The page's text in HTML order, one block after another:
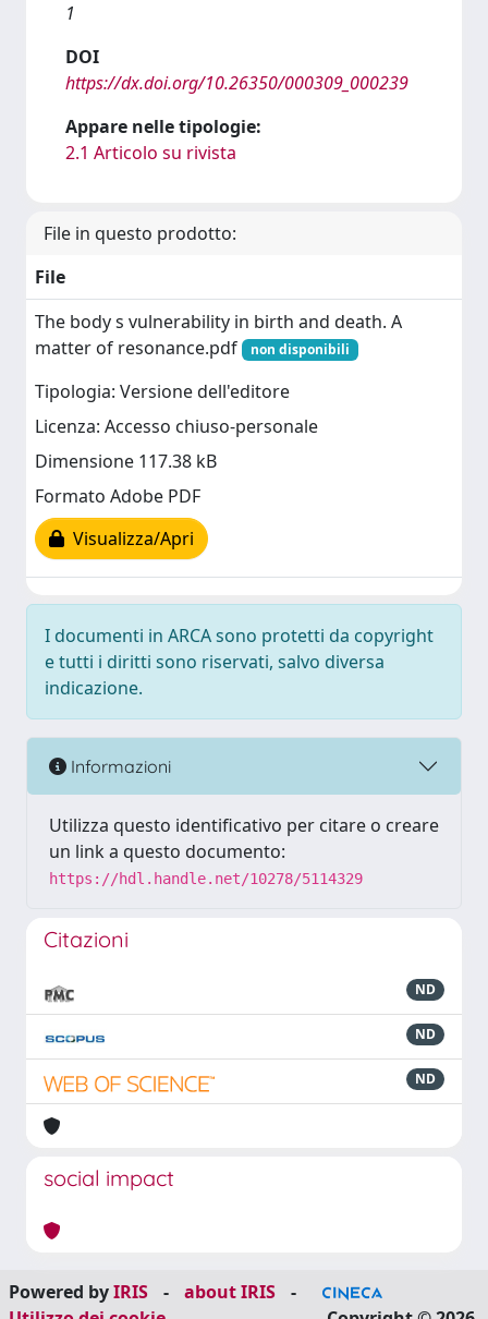
1
DOI
https://dx.doi.org/10.26350/000309_000239
Appare nelle tipologie:
2.1 Articolo su rivista
File in questo prodotto:
File
The body s vulnerability in birth and death. A
matter of resonance.pdf
non disponibili
Tipologia: Versione dell'editore
Licenza: Accesso chiuso-personale
Dimensione 117.38 kB
Formato Adobe PDF
Visualizza/Apri
I documenti in ARCA sono protetti da copyright
e tutti i diritti sono riservati, salvo diversa
indicazione.
Informazioni
Utilizza questo identificativo per citare o creare
un link a questo documento:
https://hdl.handle.net/10278/5114329
Citazioni
ND
ND
ND
social impact
Powered byIRIS - about IRIS
-